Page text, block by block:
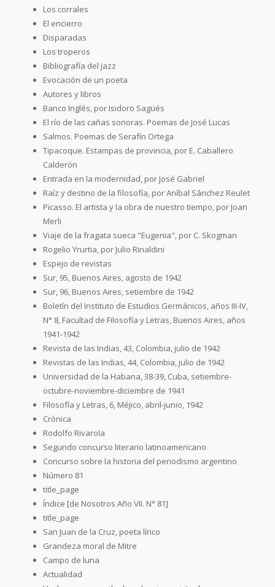
Los corrales
El encierro
Disparadas
Los troperos
Bibliografía del jazz
Evocación de un poeta
Autores y libros
Banco Inglés, por Isidoro Sagüés
El río de las cañas sonoras. Poemas de José Lucas
Salmos. Poemas de Serafín Ortega
Tipacoque. Estampas de provincia, por E. Caballero
Calderón
Entrada en la modernidad, por José Gabriel
Raíz y destino de la filosofía, por Aníbal Sánchez Reulet
Picasso. El artista y la obra de nuestro tiempo, por Joan
Merli
Viaje de la fragata sueca "Eugenia", por C. Skogman
Rogelio Yrurtia, por Julio Rinaldini
Espejo de revistas
Sur, 95, Buenos Aires, agosto de 1942
Sur, 96, Buenos Aires, setiembre de 1942
Boletín del Instituto de Estudios Germánicos, años III-IV,
N° 8, Facultad de Filosofía y Letras, Buenos Aires, años
1941-1942
Revista de las Indias, 43, Colombia, julio de 1942
Revistas de las Indias, 44, Colombia, julio de 1942
Universidad de la Habana, 38-39, Cuba, setiembre-
octubre-noviembre-diciembre de 1941
Filosofía y Letras, 6, Méjico, abril-junio, 1942
Crónica
Rodolfo Rivarola
Segundo concurso literario latinoamericano
Concurso sobre la historia del periodismo argentino
Número 81
title_page
Índice [de Nosotros Año VII. N° 81]
title_page
San Juan de la Cruz, poeta lírico
Grandeza moral de Mitre
Campo de luna
Actualidad